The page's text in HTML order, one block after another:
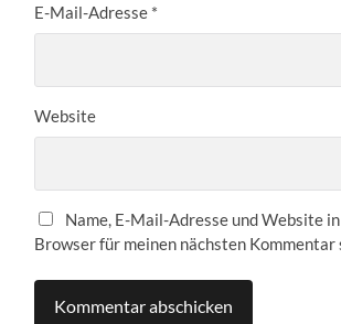
E-Mail-Adresse *
Website
Name, E-Mail-Adresse und Website
Browser für meinen nächsten Kommentar